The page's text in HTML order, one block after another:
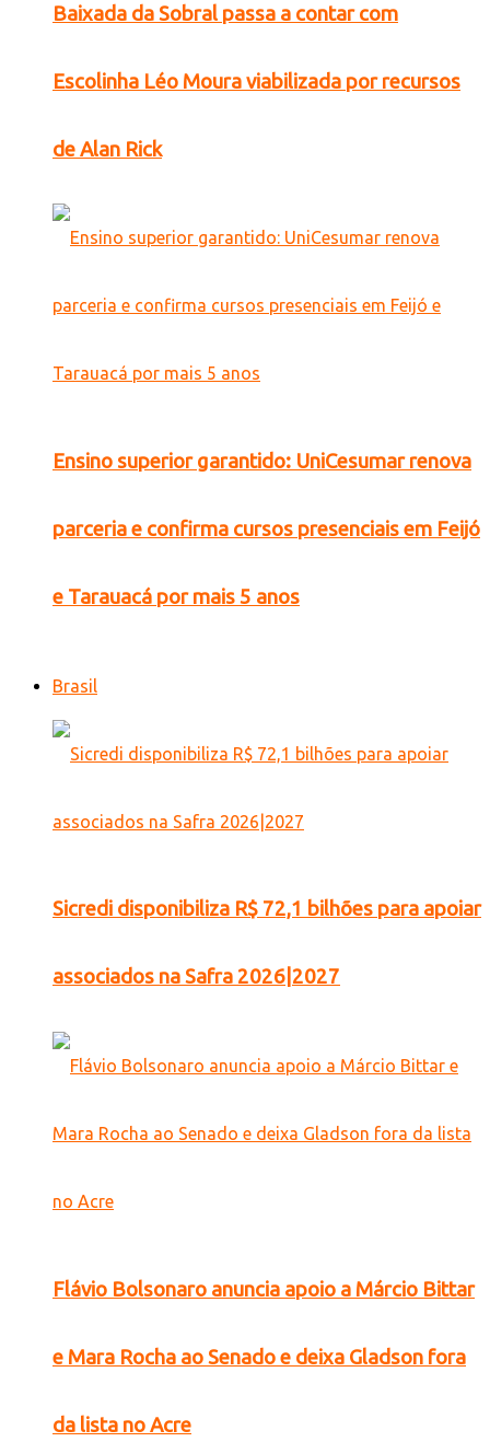
Baixada da Sobral passa a contar com
Escolinha Léo Moura viabilizada por recursos
de Alan Rick
Ensino superior garantido: UniCesumar renova
parceria e confirma cursos presenciais em Feijó
e Tarauacá por mais 5 anos
Brasil
Sicredi disponibiliza R$ 72,1 bilhões para apoiar
associados na Safra 2026|2027
Flávio Bolsonaro anuncia apoio a Márcio Bittar
e Mara Rocha ao Senado e deixa Gladson fora
da lista no Acre